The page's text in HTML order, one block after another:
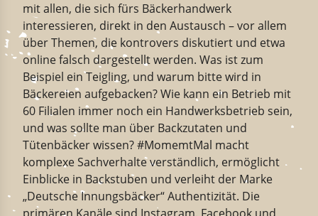
mit allen, die sich fürs Bäckerhandwerk
interessieren, direkt in den Austausch – vor allem
über Themen, die kontrovers diskutiert und etwa
online falsch dargestellt werden. Was ist zum
Beispiel ein Teigling, und warum bitte wird in
Bäckereien aufgebacken? Wie kann ein Betrieb mit
60 Filialen immer noch ein Handwerksbetrieb sein,
und was sollte man über Backzutaten und
Tütenbäcker wissen? #MomemtMal macht
komplexe Sachverhalte verständlich, ermöglicht
Einblicke in Backstuben und verleiht der Marke
„Deutsche Innungsbäcker“ Authentizität. Die